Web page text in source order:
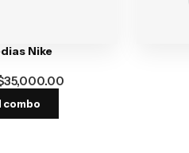
Nike
35,000.00
combo